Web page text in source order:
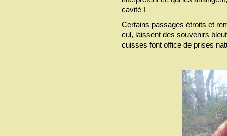
cavité !
Certains passages étroits et
cul, laissent des souvenirs
cuisses font office de prises